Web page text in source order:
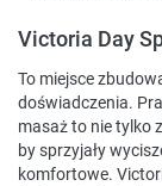
Victoria Day
To miejsce
doświadczenia.
masaż to nie tylko
by sprzyjały
komfortowe.